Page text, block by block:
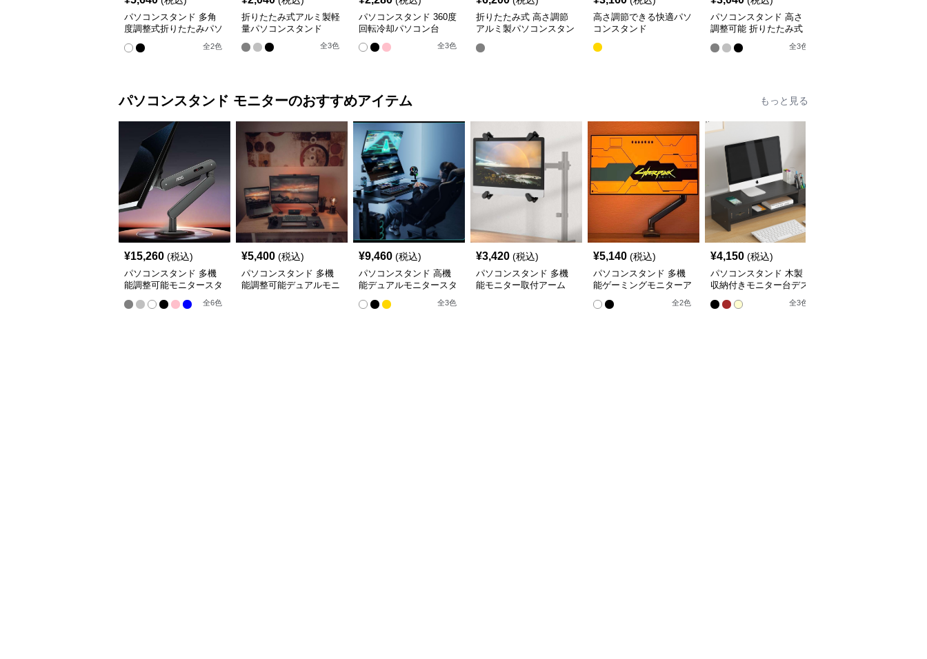
パソコンスタンド 多角
度調整式折りたたみパソ
全2色
折りたたみ式アルミ製軽
量パソコンスタンド
全3色
パソコンスタンド 360度
回転冷却パソコン台
全3色
折りたたみ式 高さ調節
アルミ製パソコンスタン
高さ調節できる快適パソ
コンスタンド
パソコンスタンド 高さ
調整可能 折りたたみ式
全3色
パソコンスタンド モニターのおすすめアイテム もっと見る
¥15,260 (税込)
パソコンスタンド 多機
能調整可能モニタースタ
全6色
¥5,400 (税込)
パソコンスタンド 多機
能調整可能デュアルモニ
¥9,460 (税込)
パソコンスタンド 高機
能デュアルモニタースタ
全3色
¥3,420 (税込)
パソコンスタンド 多機
能モニター取付アーム
¥5,140 (税込)
パソコンスタンド 多機
能ゲーミングモニターア
全2色
¥4,150 (税込)
パソコンスタンド 木製
収納付きモニター台デス
全3色